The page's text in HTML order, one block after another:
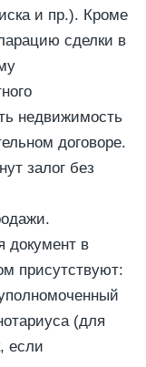
и пр.). Кроме
сделки в
недвижимость
договоре.
залог без
документ в
присутствуют:
(для
если